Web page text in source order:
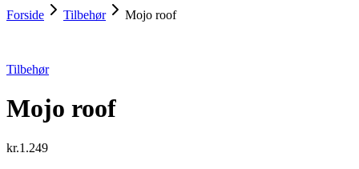
Forside
Tilbehør Mojo roof
Tilbehør
Mojo roof
kr.1.249